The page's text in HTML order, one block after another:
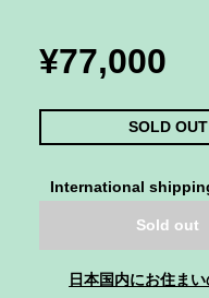
¥77,000
SOLD OUT
International
Sold out
日本国内にお住ま